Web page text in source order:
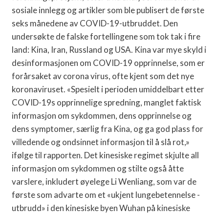
sosiale innlegg og artikler som ble publisert de første
seks månedene av COVID-19-utbruddet. Den
undersøkte de falske fortellingene som tok tak i fire
land: Kina, Iran, Russland og USA. Kina var mye skyld i
desinformasjonen om COVID-19 opprinnelse, som er
forårsaket av corona virus, ofte kjent som det nye
koronaviruset. «Spesielt i perioden umiddelbart etter
COVID-19s opprinnelige spredning, manglet faktisk
informasjon om sykdommen, dens opprinnelse og
dens symptomer, særlig fra Kina, og ga god plass for
villedende og ondsinnet informasjon til å slå rot,»
ifølge til rapporten. Det kinesiske regimet skjulte all
informasjon om sykdommen og stilte også åtte
varslere, inkludert øyelege Li Wenliang, som var de
første som advarte om et «ukjent lungebetennelse -
utbrudd» i den kinesiske byen Wuhan på kinesiske